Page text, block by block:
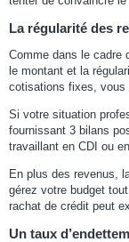
La régularité des
Comme dans le cadre
le montant et la
cotisations fixes, vous
Si votre situation
fournissant 3 bilans
travaillant en CDI ou
En plus des revenus,
gérez votre budget
rachat de crédit peut
Un taux